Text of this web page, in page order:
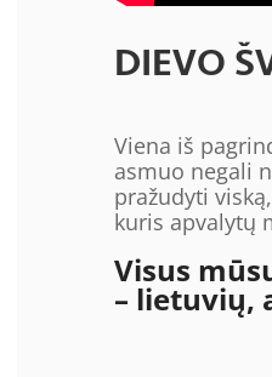
DIEVO
Viena iš
asmuo negali
pražudyti
kuris apvalytų
Visus
– lietuvių,